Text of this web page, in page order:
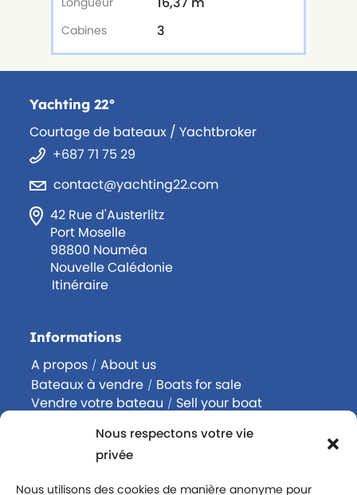
Nous respectons votre vie
privée
Nous utilisons des cookies de manière anonyme pour
Cabines 3
Yachting 22°
Courtage de bateaux / Yachtbroker
+687 71 75 29
contact@yachting22.com
42 Rue d'Austerlitz
Port Moselle
98800 Nouméa
Nouvelle Calédonie
Itinéraire
Informations
A propos / About us
Bateaux à vendre / Boats for sale
Vendre votre bateau / Sell your boat
Contactez-nous /Contact us
Rejoignez-nous
Politique de confidentialité